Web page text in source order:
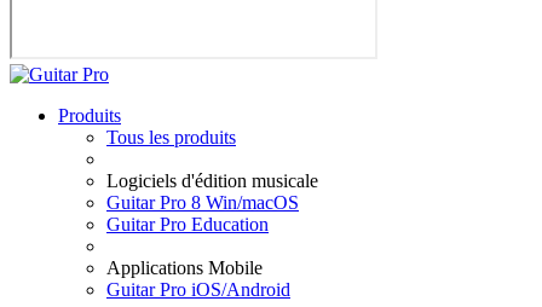
Produits
Tous les produits
Logiciels d'édition musicale
Guitar Pro 8 Win/macOS
Guitar Pro Education
Applications Mobile
Guitar Pro iOS/Android